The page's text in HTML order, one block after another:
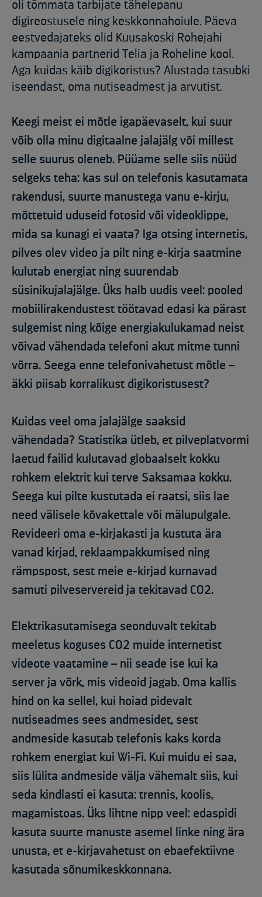
oli tõmmata tarbijate tähelepanu
digireostusele ning keskkonnahoiule. Päeva
eestvedajateks olid Kuusakoski Rohejahi
kampaania partnerid Telia ja Roheline kool.
Aga kuidas käib digikoristus? Alustada tasubki
iseendast, oma nutiseadmest ja arvutist.
Keegi meist ei mõtle igapäevaselt, kui suur
võib olla minu digitaalne jalajälg või millest
selle suurus oleneb. Püüame selle siis nüüd
selgeks teha: kas sul on telefonis kasutamata
rakendusi, suurte manustega vanu e-kirju,
mõttetuid uduseid fotosid või videoklippe,
mida sa kunagi ei vaata? Iga otsing internetis,
pilves olev video ja pilt ning e-kirja saatmine
kulutab energiat ning suurendab
süsinikujalajälge. Üks halb uudis veel: pooled
mobiilirakendustest töötavad edasi ka pärast
sulgemist ning kõige energiakulukamad neist
võivad vähendada telefoni akut mitme tunni
võrra. Seega enne telefonivahetust mõtle –
äkki piisab korralikust digikoristusest?
Kuidas veel oma jalajälge saaksid
vähendada? Statistika ütleb, et pilveplatvormi
laetud failid kulutavad globaalselt kokku
rohkem elektrit kui terve Saksamaa kokku.
Seega kui pilte kustutada ei raatsi, siis lae
need välisele kõvakettale või mälupulgale.
Revideeri oma e-kirjakasti ja kustuta ära
vanad kirjad, reklaampakkumised ning
rämpspost, sest meie e-kirjad kurnavad
samuti pilveservereid ja tekitavad CO2.
Elektrikasutamisega seonduvalt tekitab
meeletus koguses CO2 muide internetist
videote vaatamine – nii seade ise kui ka
server ja võrk, mis videoid jagab. Oma kallis
hind on ka sellel, kui hoiad pidevalt
nutiseadmes sees andmesidet, sest
andmeside kasutab telefonis kaks korda
rohkem energiat kui Wi-Fi. Kui muidu ei saa,
siis lülita andmeside välja vähemalt siis, kui
seda kindlasti ei kasuta: trennis, koolis,
magamistoas. Üks lihtne nipp veel: edaspidi
kasuta suurte manuste asemel linke ning ära
unusta, et e-kirjavahetust on ebaefektiivne
kasutada sõnumikeskkonnana.